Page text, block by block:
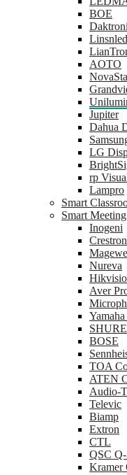
BOE
Linsnled
AOTO
Jupiter
Dahua
LG
rp
Lampro
Smart
Smart
Inogeni
Crestron
Nureva
Aver
BOSE
TOA
ATEN
Audio-
Televic
Biamp
Extron
CTL
QSC
Kramer